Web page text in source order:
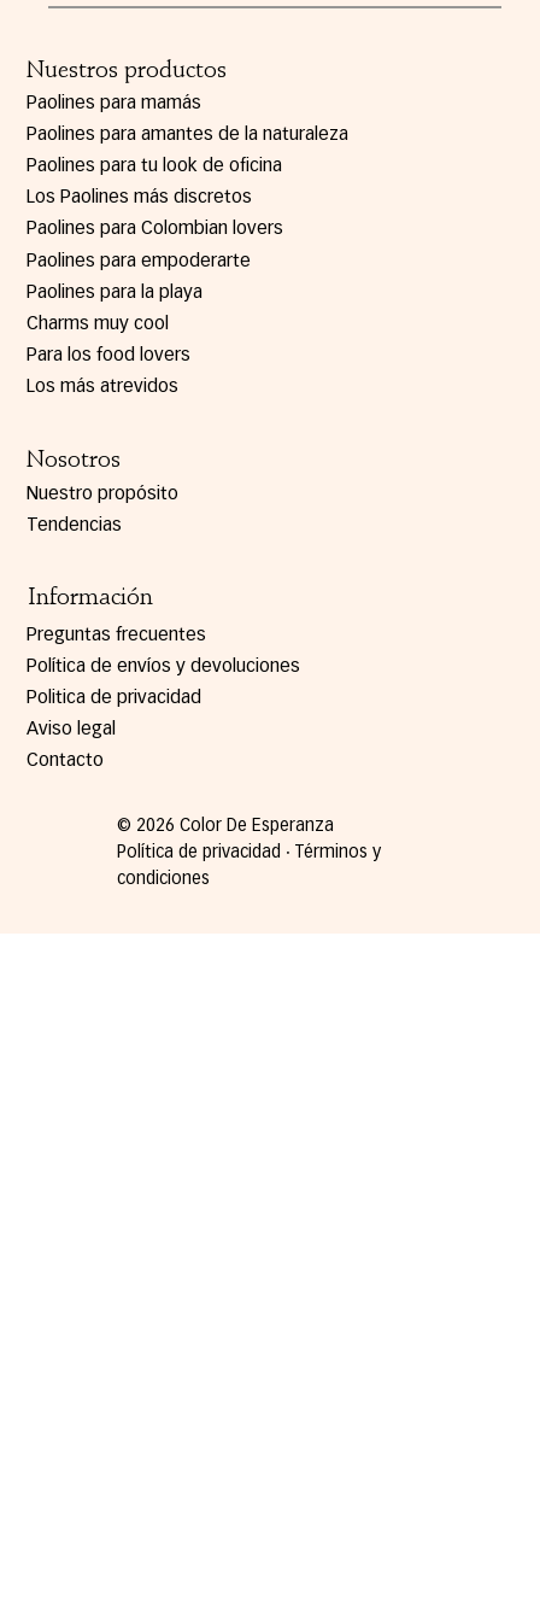
Nuestros productos
Paolines para mamás
Paolines para amantes de la naturaleza
Paolines para tu look de oficina
Paolines para Colombian lovers
Los Paolines más discretos
Paolines para empoderarte
Paolines para la playa
Charms muy cool
Para los food lovers
Los más atrevidos
Nosotros
Nuestro propósito
Tendencias
Información
Preguntas frecuentes
Política de envíos y devoluciones
Politica de privacidad
Aviso legal
Contacto
© 2026 Color De Esperanza
Política de privacidad ∙ Términos y
condiciones